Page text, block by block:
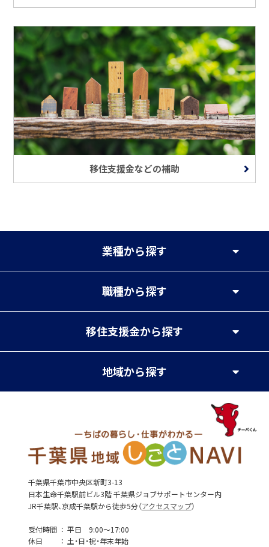
移住支援金などの補助
業種から探す
職種から探す
移住支援金から探す
地域から探す
千葉県千葉市中央区新町3-13
日本生命千葉駅前ビル3階 千葉県ジョブサポートセンター内
JR千葉駅、京成千葉駅から徒歩5分（アクセスマップ）
受付時間
平日 9:00～17:00
休日
土・日・祝・年末年始